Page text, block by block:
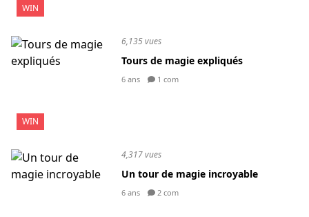
WIN
WIN
6,135 vues
Tours de magie expliqués
6 ans 1 com
4,317 vues
Un tour de magie incroyable
6 ans 2 com